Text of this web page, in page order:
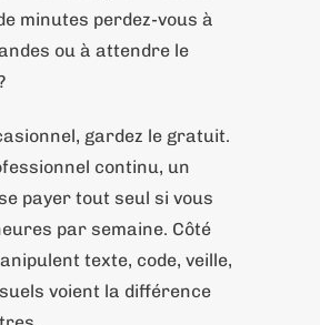
minutes perdez-vous à
ou à attendre le
gardez le gratuit.
continu, un
payer tout seul si vous
par semaine. Côté
texte, code, veille,
voient la différence